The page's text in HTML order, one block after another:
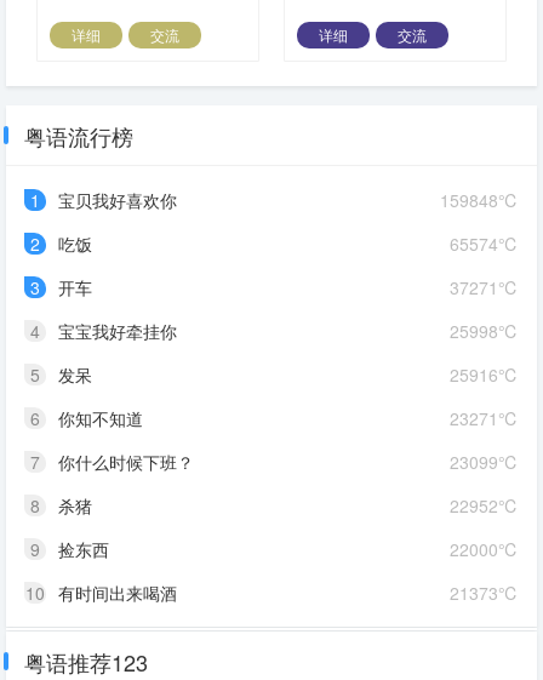
详细
交流
详细
交流
粤语流行榜
159848℃
1
宝贝我好喜欢你
65574℃
2
吃饭
37271℃
3
开车
25998℃
4
宝宝我好牵挂你
25916℃
5
发呆
23271℃
6
你知不知道
23099℃
7
你什么时候下班？
22952℃
8
杀猪
22000℃
9
捡东西
21373℃
10 有时间出来喝酒
粤语推荐123